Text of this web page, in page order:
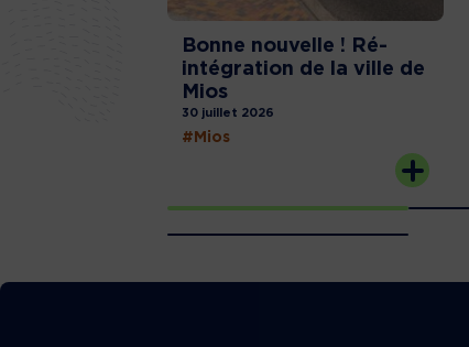
Bonne nouvelle ! Ré-
intégration de la ville de
Mios
30 juillet 2026
#Mios